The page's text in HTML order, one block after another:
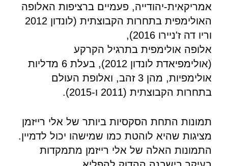
אמריקאית-יהודייה, פעמיים ברציפות האלופה
האולימפית בתחרות הקבוצתית (לונדון 2012
וריו דה ז'ניירו 2016),
אלופה אולימפית בתרגיל הקרקע
(אולימפיאדת לונדון 2012), בעלת 6 מדליות
אולימפיות, מהן 3 זהב, ואלופת העולם
בתחרות הקבוצתית (2011 ו-2015).
תמונות התחת הסקסיות ביותר של אלי רייזמן
מציגות שהיא לוהטת כמו שמישהו יכול לדמיין.
התמונות האלה של אלי רייזמן מתמקדות